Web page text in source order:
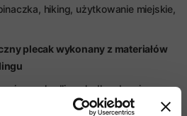
hiking, użytkowanie miejskie,
plecak wykonany z materiałów
szkodliwych dla zdrowia